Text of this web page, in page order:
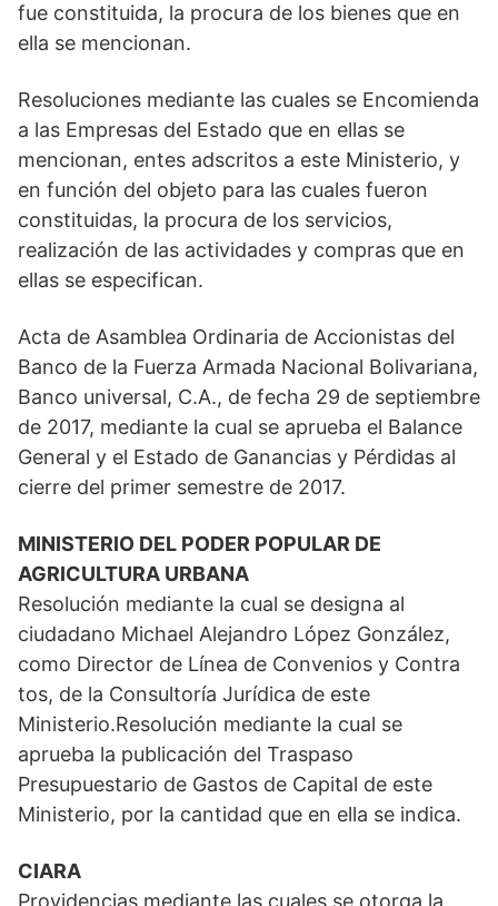
fue constituida, la procura de los bienes que en
ella se mencionan.
Resoluciones mediante las cuales se Encomienda
a las Empresas del Estado que en ellas se
mencionan, entes adscritos a este Ministerio, y
en función del objeto para las cuales fueron
constituidas, la procura de los servicios,
realización de las actividades y compras que en
ellas se especifican.
Acta de Asamblea Ordinaria de Accionistas del
Banco de la Fuerza Armada Nacional Bolivariana,
Banco universal, C.A., de fecha 29 de septiembre
de 2017, mediante la cual se aprueba el Balance
General y el Estado de Ganancias y Pérdidas al
cierre del primer semestre de 2017.
MINISTERIO DEL PODER POPULAR DE
AGRICULTURA URBANA
Resolución mediante la cual se designa al
ciudadano Michael Alejandro López González,
como Director de Línea de Convenios y Contra
tos, de la Consultoría Jurídica de este
Ministerio.Resolución mediante la cual se
aprueba la publicación del Traspaso
Presupuestario de Gastos de Capital de este
Ministerio, por la cantidad que en ella se indica.
CIARA
Providencias mediante las cuales se otorga la